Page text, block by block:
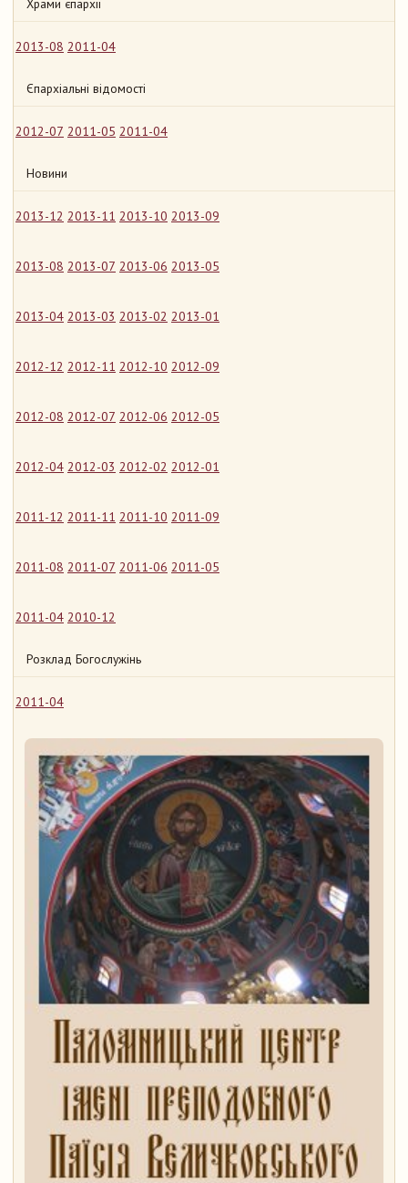
Храми єпархії
2013-08 2011-04
Єпархіальні відомості
2012-07 2011-05 2011-04
Новини
2013-12 2013-11 2013-10 2013-09
2013-08 2013-07 2013-06 2013-05
2013-04 2013-03 2013-02 2013-01
2012-12 2012-11 2012-10 2012-09
2012-08 2012-07 2012-06 2012-05
2012-04 2012-03 2012-02 2012-01
2011-12 2011-11 2011-10 2011-09
2011-08 2011-07 2011-06 2011-05
2011-04 2010-12
Розклад Богослужінь
2011-04